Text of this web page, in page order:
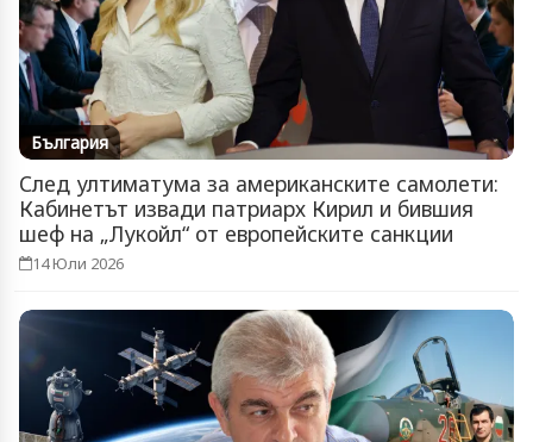
България
След ултиматума за американските самолети:
Кабинетът извади патриарх Кирил и бившия
шеф на „Лукойл“ от европейските санкции
14 Юли 2026